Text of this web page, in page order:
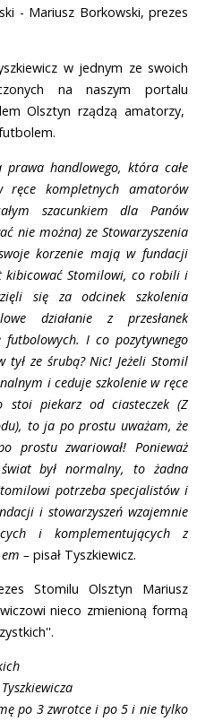
- Mariusz Borkowski, prezes
w jednym ze swoich
na naszym portalu
Olsztyn rządzą amatorzy,
handlowego, która całe
ręce kompletnych amatorów
szacunkiem dla Panów
nie można) ze Stowarzyszenia
korzenie mają w fundacji
kibicować Stomilowi, co robili i
się za odcinek szkolenia
działanie z przesłanek
I co pozytywnego
ze śrubą? Nic! Jeżeli Stomil
i ceduje szkolenie w ręce
stoi piekarz od ciasteczek (Z
to ja po prostu uważam, że
prostu zwariował! Ponieważ
był normalny, to żadna
potrzeba specjalistów i
i stowarzyszeń wzajemnie
i komplementujących z
– pisał Tyszkiewicz.
Stomilu Olsztyn Mariusz
nieco zmienioną formą
po 3 zwrotce i po 5 i nie tylko